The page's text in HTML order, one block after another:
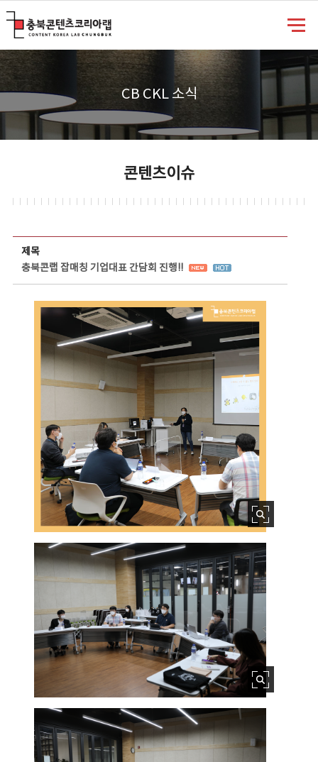
CB CKL 소식
콘텐츠이슈
제목
충북콘랩 잡매칭 기업대표 간담회 진행!!